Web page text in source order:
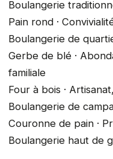
Boulangerie
Pain rond ·
Boulangerie de
Gerbe de blé ·
familiale
Four à bois ·
Boulangerie de
Couronne de pain ·
Boulangerie haut de